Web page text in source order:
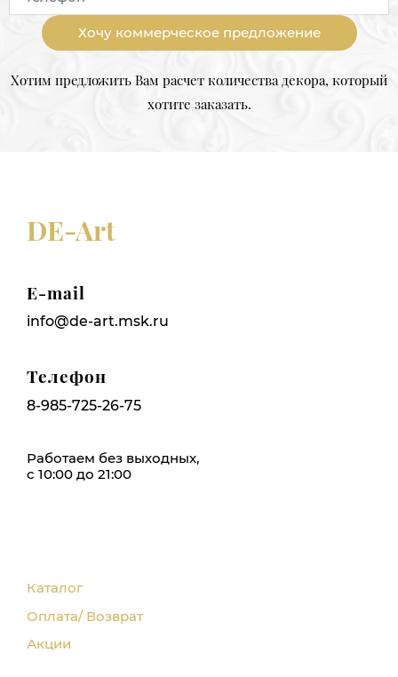
Хочу коммерческое предложение
Хотим предложить Вам расчет количества декора, который
хотите заказать.
DE-Art
E-mail
info@de-art.msk.ru
Телефон
8-985-725-26-75
Работаем без выходных,
с 10:00 до 21:00
Каталог
Оплата/ Возврат
Акции